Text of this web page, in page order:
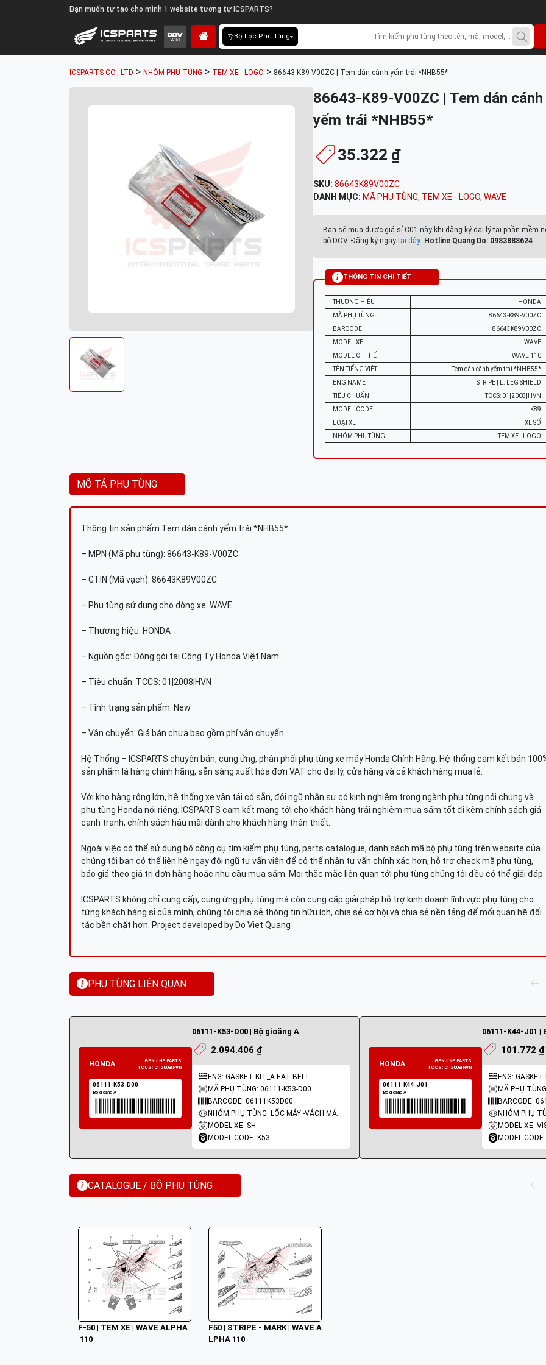
Bạn muốn tự tạo cho mình 1 website tương tự ICSPARTS?
Bộ Lọc Phụ Tùng
ICSPARTS CO., LTD > NHÓM PHỤ TÙNG > TEM XE - LOGO > 86643-K89-V00ZC | Tem dán cánh yếm trái *NHB55*
86643-K89-V00ZC | Tem dán cánh
yếm trái *NHB55*
35.322 ₫
SKU: 86643K89V00ZC
DANH MỤC: MÃ PHỤ TÙNG, TEM XE - LOGO, WAVE
Bạn sẽ mua được giá sỉ C01 này khi đăng ký đại lý tại phần mềm
bộ DOV. Đăng ký ngaytại đây. Hotline Quang Do: 0983888624
THÔNG TIN CHI TIẾT
THƯƠNG HIỆU
HONDA
MÃ PHỤ TÙNG
86643-K89-V00ZC
BARCODE
86643K89V00ZC
MODEL XE
WAVE
MODEL CHI TIẾT
WAVE 110
TÊN TIẾNG VIỆT
Tem dán cánh yếm trái *NHB55*
ENG NAME
STRIPE | L. LEG SHIELD
TIÊU CHUẨN
TCCS: 01|2008|HVN
MODEL CODE
K89
LOẠI XE
XE SỐ
NHÓM PHỤ TÙNG
TEM XE - LOGO
MÔ TẢ PHỤ TÙNG
Thông tin sản phẩm Tem dán cánh yếm trái *NHB55*
– MPN (Mã phụ tùng): 86643-K89-V00ZC
– GTIN (Mã vạch): 86643K89V00ZC
– Phụ tùng sử dụng cho dòng xe: WAVE
– Thương hiệu: HONDA
– Nguồn gốc: Đóng gói tại Công Ty Honda Việt Nam
– Tiêu chuẩn: TCCS: 01|2008|HVN
– Tình trạng sản phẩm: New
– Vận chuyển: Giá bán chưa bao gồm phí vận chuyển.
Hệ Thống – ICSPARTS chuyên bán, cung ứng, phân phối phụ tùng xe máy Honda Chính Hãng. Hệ thống cam kết bán
sản phẩm là hàng chính hãng, sẵn sàng xuất hóa đơn VAT cho đại lý, cửa hàng và cả khách hàng mua lẻ.
Với kho hàng rộng lớn, hệ thống xe vận tải có sẵn, đội ngũ nhân sự có kinh nghiệm trong ngành phụ tùng nói chung và
phụ tùng Honda nói riêng. ICSPARTS cam kết mang tới cho khách hàng trải nghiệm mua sắm tốt đi kèm chính sách giá
cạnh tranh, chính sách hậu mãi dành cho khách hàng thân thiết.
Ngoài việc có thể sử dụng bộ công cụ tìm kiếm phụ tùng, parts catalogue, danh sách mã bộ phụ tùng trên website của
chúng tôi bạn có thể liên hệ ngay đội ngũ tư vấn viên để có thể nhận tư vấn chính xác hơn, hỗ trợ check mã phụ tùng,
báo giá theo giá trị đơn hàng hoặc nhu cầu mua sắm. Mọi thắc mắc liên quan tới phụ tùng chúng tôi đều có thể giải đáp.
ICSPARTS không chỉ cung cấp, cung ứng phụ tùng mà còn cung cấp giải pháp hỗ trợ kinh doanh lĩnh vực phụ tùng cho
từng khách hàng sỉ của mình, chúng tôi chia sẻ thông tin hữu ích, chia sẻ cơ hội và chia sẻ nền tảng để mối quan hệ đối
tác bền chặt hơn. Project developed by Do Viet Quang
PHỤ TÙNG LIÊN QUAN
06111-K53-D00 | Bộ gioăng A
2.094.406 ₫
ENG: GASKET KIT_A EAT BELT
MÃ PHỤ TÙNG: 06111-K53-D00
BARCODE: 06111K53D00
NHÓM PHỤ TÙNG: LỐC MÁY -VÁCH MÁY - GIOĂNG MÁY
MODEL XE: SH
MODEL CODE: K53
06111-K44-J01 |
101.772 ₫
ENG: GASKET
MÃ PHỤ
BARCODE:
MODEL XE:
MODEL
CATALOGUE / BỘ PHỤ TÙNG
F-50 | TEM XE | WAVE ALPHA
110
F50 | STRIPE - MARK | WAVE A
LPHA 110